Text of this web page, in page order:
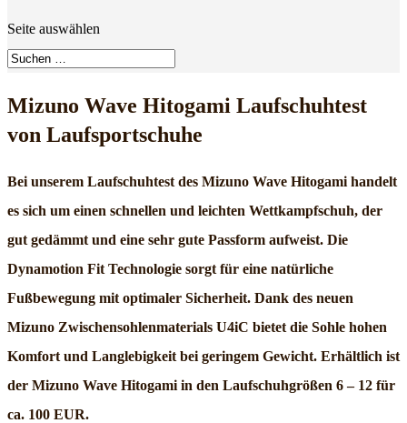
Seite auswählen
Mizuno Wave Hitogami Laufschuhtest
von Laufsportschuhe
Bei unserem Laufschuhtest des Mizuno Wave Hitogami handelt
es sich um einen schnellen und leichten Wettkampfschuh, der
gut gedämmt und eine sehr gute Passform aufweist. Die
Dynamotion Fit Technologie sorgt für eine natürliche
Fußbewegung mit optimaler Sicherheit. Dank des neuen
Mizuno Zwischensohlenmaterials U4iC bietet die Sohle hohen
Komfort und Langlebigkeit bei geringem Gewicht. Erhältlich ist
der Mizuno Wave Hitogami in den Laufschuhgrößen 6 – 12 für
ca. 100 EUR.